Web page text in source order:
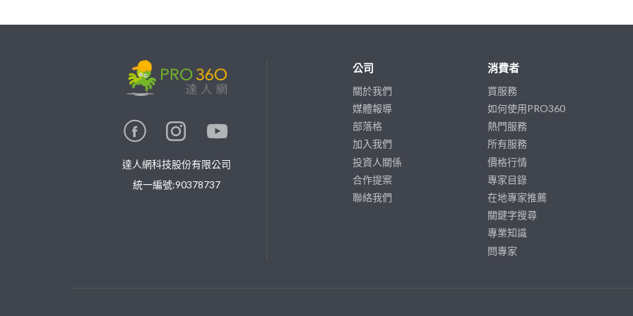
達人網科技股份有限公司
統一編號:90378737
公司
關於我們
媒體報導
部落格
加入我們
投資人關係
合作提案
聯絡我們
消費者
買服務
如何使用PRO360
熱門服務
所有服務
價格行情
專家目錄
在地專家推薦
關鍵字搜尋
專業知識
問專家